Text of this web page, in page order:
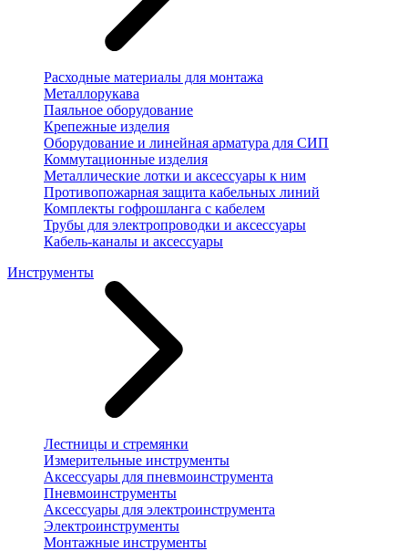
Расходные материалы для монтажа
Металлорукава
Паяльное оборудование
Крепежные изделия
Оборудование и линейная арматура для СИП
Коммутационные изделия
Металлические лотки и аксессуары к ним
Противопожарная защита кабельных линий
Комплекты гофрошланга с кабелем
Трубы для электропроводки и аксессуары
Кабель-каналы и аксессуары
Инструменты
Лестницы и стремянки
Измерительные инструменты
Аксессуары для пневмоинструмента
Пневмоинструменты
Аксессуары для электроинструмента
Электроинструменты
Монтажные инструменты